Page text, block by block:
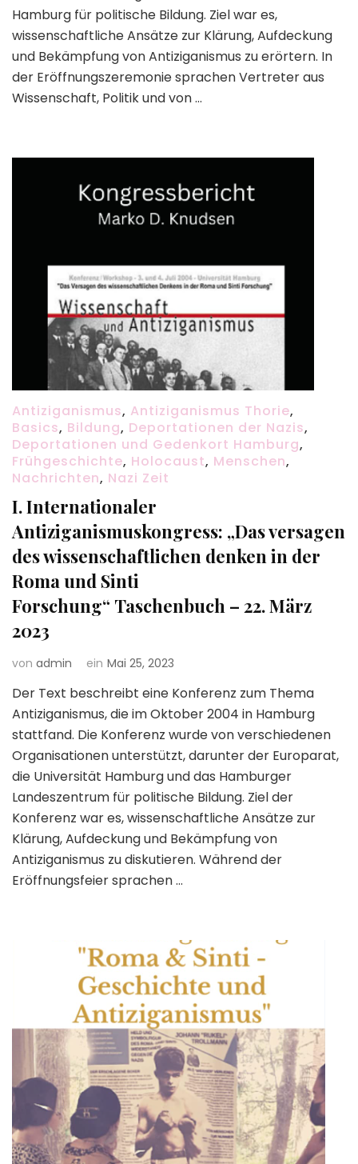
Hamburg für politische Bildung. Ziel war es,
wissenschaftliche Ansätze zur Klärung, Aufdeckung
und Bekämpfung von Antiziganismus zu erörtern. In
der Eröffnungszeremonie sprachen Vertreter aus
Wissenschaft, Politik und von …
Antiziganismus, Antiziganismus Thorie,
Basics, Bildung, Deportationen der Nazis,
Deportationen und Gedenkort Hamburg,
Frühgeschichte, Holocaust, Menschen,
Nachrichten, Nazi Zeit
I. Internationaler
Antiziganismuskongress: „Das versagen
des wissenschaftlichen denken in der
Roma und Sinti
Forschung“ Taschenbuch – 22. März
2023
von admin ein Mai 25, 2023
Der Text beschreibt eine Konferenz zum Thema
Antiziganismus, die im Oktober 2004 in Hamburg
stattfand. Die Konferenz wurde von verschiedenen
Organisationen unterstützt, darunter der Europarat,
die Universität Hamburg und das Hamburger
Landeszentrum für politische Bildung. Ziel der
Konferenz war es, wissenschaftliche Ansätze zur
Klärung, Aufdeckung und Bekämpfung von
Antiziganismus zu diskutieren. Während der
Eröffnungsfeier sprachen …